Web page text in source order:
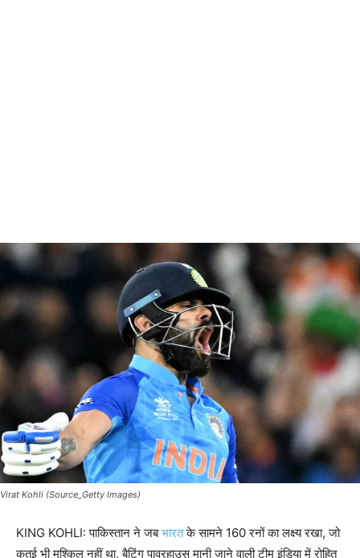
Virat Kohli (Source_Getty Images)
KING KOHLI: पाकिस्तान ने जबभारतके सामने 160 रनों का लक्ष्य रखा, जो
कतई भी मुश्किल नहीं था, बैटिंग पावरहाउस मानी जाने वाली टीम इंडिया में रोहित